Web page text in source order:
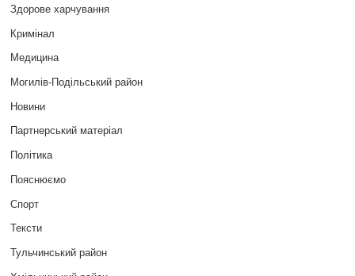
Здорове харчування
Кримінал
Медицина
Могилів-Подільський район
Новини
Партнерський матеріал
Політика
Пояснюємо
Спорт
Тексти
Тульчинський район